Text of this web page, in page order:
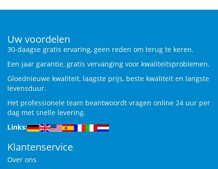
Uw voordelen
30-daagse gratis ervaring, geen reden om terug te keren.
Een jaar garantie, gratis vervanging voor kwaliteitsproblemen.
Gloednieuwe kwaliteit, laagste prijs, beste kwaliteit en langste
levensduur.
Het professionele team beantwoordt vragen online 24 uur per
dag met snelle levering.
Links:
Klantenservice
Over ons